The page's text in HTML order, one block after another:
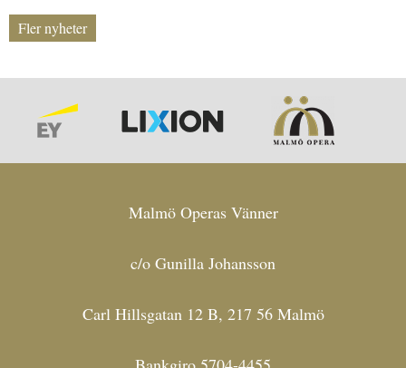
Fler nyheter
Malmö Operas Vänner
c/o Gunilla Johansson
Carl Hillsgatan 12 B, 217 56 Malmö